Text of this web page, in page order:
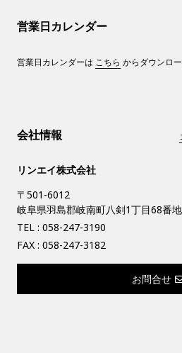
営業日カレンダー
営業日カレンダーは こちら からダウンロ
会社情報
リンエイ株式会社
〒501-6012
岐阜県羽島郡岐南町八剣1丁目68番地
TEL : 058-247-3190
FAX : 058-247-3182
お問合せ